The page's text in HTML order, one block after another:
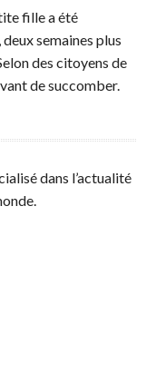
fille a été
semaines plus
des citoyens de
de succomber.
dans l’actualité